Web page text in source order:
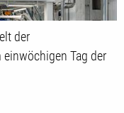
der
Tag der